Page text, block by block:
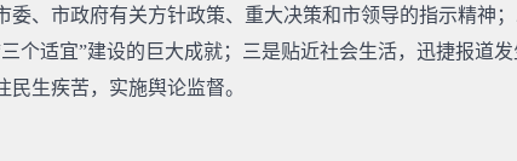
、市政府有关方针政策、重大决策和市领导的指示精神
个适宜”建设的巨大成就；三是贴近社会生活，迅捷报道
生疾苦，实施舆论监督。